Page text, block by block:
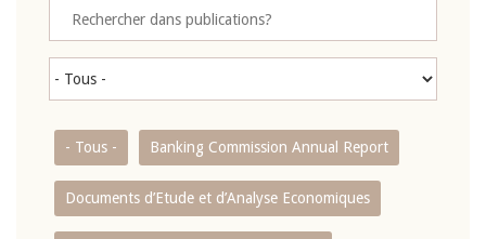
- Tous - Banking Commission Annual Report
Documents d’Etude et d’Analyse Economiques